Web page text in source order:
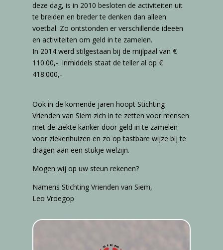
deze dag, is in 2010 besloten de activiteiten uit
te breiden en breder te denken dan alleen
voetbal. Zo ontstonden er verschillende ideeën
en activiteiten om geld in te zamelen.
In 2014 werd stilgestaan bij de mijlpaal van €
110.00,-. Inmiddels staat de teller al op €
418.000,-
Ook in de komende jaren hoopt Stichting
Vrienden van Siem zich in te zetten voor mensen
met de ziekte kanker door geld in te zamelen
voor ziekenhuizen en zo op tastbare wijze bij te
dragen aan een stukje welzijn.
Mogen wij op uw steun rekenen?
Namens Stichting Vrienden van Siem,
Leo Vroegop